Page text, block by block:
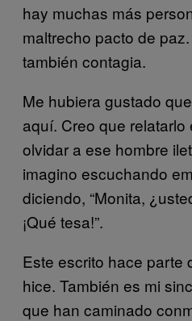
hay muchas más
maltrecho pacto de
también contagia.
Me hubiera gustado
aquí. Creo que
olvidar a ese hombre
imagino escuchando
diciendo, “Monita,
¡Qué tesa!”.
Este escrito hace parte
hice. También es mi
que han caminado